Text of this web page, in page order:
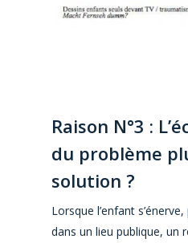
Raison N°3 :
du problème
solution ?
Lorsque l’enfant
dans un lieu publique, un